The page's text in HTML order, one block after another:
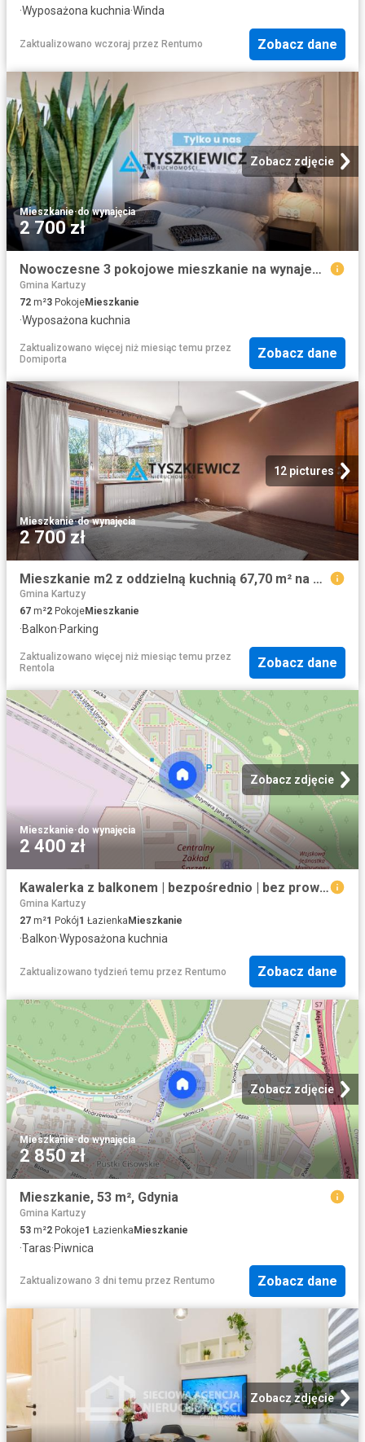
·Wyposażona kuchnia·Winda
Zaktualizowano wczoraj przez Rentumo Zobacz dane
Zobacz zdjęcie
Mieszkanie·do wynajęcia
2 700 zł
Nowoczesne 3 pokojowe mieszkanie na wynajem w centrum Kościerzyny
Gmina Kartuzy
72 m²3 PokojeMieszkanie
·Wyposażona kuchnia
Zaktualizowano więcej niż miesiąc temu przez
Domiporta
Zobacz dane
12 pictures
Mieszkanie·do wynajęcia
2 700 zł
Mieszkanie m2 z oddzielną kuchnią 67,70 m² na wynajem Gdynia, Witomino
Gmina Kartuzy
67 m²2 PokojeMieszkanie
·Balkon·Parking
Zaktualizowano więcej niż miesiąc temu przez
Rentola
Zobacz dane
Zobacz zdjęcie
Mieszkanie·do wynajęcia
2 400 zł
Kawalerka z balkonem | bezpośrednio | bez prowizji
Gmina Kartuzy
27 m²1 Pokój1 Łazienka Mieszkanie
·Balkon·Wyposażona kuchnia
Zaktualizowano tydzień temu przez Rentumo Zobacz dane
Zobacz zdjęcie
Mieszkanie·do wynajęcia
2 850 zł
Mieszkanie, 53 m², Gdynia
Gmina Kartuzy
53 m²2 Pokoje1 ŁazienkaMieszkanie
·Taras·Piwnica
Zaktualizowano 3 dni temu przez Rentumo Zobacz dane
Zobacz zdjęcie